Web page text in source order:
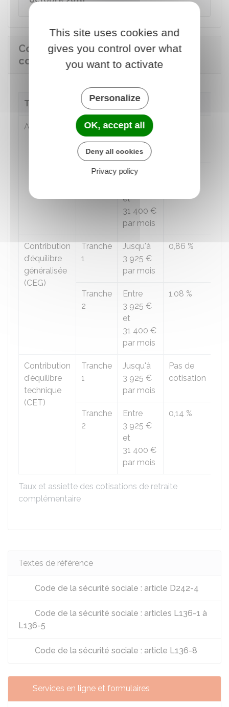
Cotisations de retraite
complémentaire
Taux et assiette des cotisations de retraite
complémentaire
Type de cotisation Assiette
Agirc-Arrco
Tranche
1
Jusqu'à
3 925 €
par mois
Tranche
Entre
et
31 400 €
par mois
Contribution
d'équilibre
généralisée
(CEG)
Tranche
1
Jusqu'à
3 925 €
par mois
0,86 %
Tranche
2
Entre
3 925 €
et
31 400 €
par mois
1,08 %
Contribution
d'équilibre
technique
(CET)
Tranche
1
Jusqu'à
3 925 €
par mois
Pas de
cotisation
Tranche
2
Entre
3 925 €
et
31 400 €
par mois
0,14 %
Textes de référence
Code de la sécurité sociale : article D242-4
Code de la sécurité sociale : articles L136-1 à
L136-5
Code de la sécurité sociale : article L136-8
Services en ligne et formulaires
This site uses cookies and
gives you control over what
you want to activate
Personalize
OK, accept all
Deny all cookies
Privacy policy